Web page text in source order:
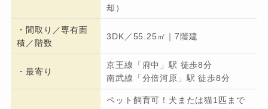
却）
・間取り／専有面
積／階数
3DK／55.25㎡｜7階建
・最寄り
京王線「府中」駅 徒歩8分
南武線「分倍河原」駅 徒歩8分
ペット飼育可！犬または猫1匹まで